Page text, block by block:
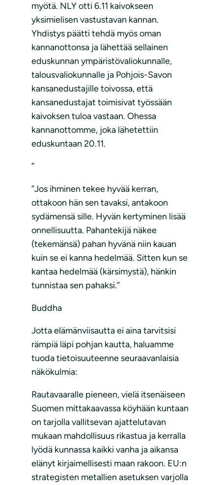
myötä. NLY otti 6.11 kaivokseen
yksimielisen vastustavan kannan.
Yhdistys päätti tehdä myös oman
kannanottonsa ja lähettää sellainen
eduskunnan ympäristövaliokunnalle,
talousvaliokunnalle ja Pohjois-Savon
kansanedustajille toivossa, että
kansanedustajat toimisivat työssään
kaivoksen tuloa vastaan. Ohessa
kannanottomme, joka lähetettiin
eduskuntaan 20.11.
”
”Jos ihminen tekee hyvää kerran,
ottakoon hän sen tavaksi, antakoon
sydämensä sille. Hyvän kertyminen lisää
onnellisuutta. Pahantekijä näkee
(tekemänsä) pahan hyvänä niin kauan
kuin se ei kanna hedelmää. Sitten kun se
kantaa hedelmää (kärsimystä), hänkin
tunnistaa sen pahaksi.”
Buddha
Jotta elämänviisautta ei aina tarvitsisi
rämpiä läpi pohjan kautta, haluamme
tuoda tietoisuuteenne seuraavanlaisia
näkökulmia:
Rautavaaralle pieneen, vielä itsenäiseen
Suomen mittakaavassa köyhään kuntaan
on tarjolla vallitsevan ajattelutavan
mukaan mahdollisuus rikastua ja kerralla
lyödä kunnassa kaikki vanha ja aikansa
elänyt kirjaimellisesti maan rakoon. EU:n
strategisten metallien asetuksen varjolla